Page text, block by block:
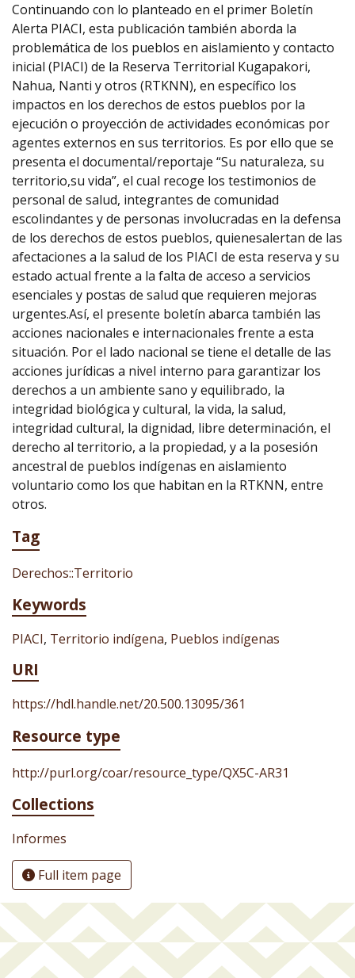
Continuando con lo planteado en el primer Boletín
Alerta PIACI, esta publicación también aborda la
problemática de los pueblos en aislamiento y contacto
inicial (PIACI) de la Reserva Territorial Kugapakori,
Nahua, Nanti y otros (RTKNN), en específico los
impactos en los derechos de estos pueblos por la
ejecución o proyección de actividades económicas por
agentes externos en sus territorios. Es por ello que se
presenta el documental/reportaje “Su naturaleza, su
territorio,su vida”, el cual recoge los testimonios de
personal de salud, integrantes de comunidad
escolindantes y de personas involucradas en la defensa
de los derechos de estos pueblos, quienesalertan de las
afectaciones a la salud de los PIACI de esta reserva y su
estado actual frente a la falta de acceso a servicios
esenciales y postas de salud que requieren mejoras
urgentes.Así, el presente boletín abarca también las
acciones nacionales e internacionales frente a esta
situación. Por el lado nacional se tiene el detalle de las
acciones jurídicas a nivel interno para garantizar los
derechos a un ambiente sano y equilibrado, la
integridad biológica y cultural, la vida, la salud,
integridad cultural, la dignidad, libre determinación, el
derecho al territorio, a la propiedad, y a la posesión
ancestral de pueblos indígenas en aislamiento
voluntario como los que habitan en la RTKNN, entre
otros.
Tag
Derechos::Territorio
Keywords
PIACI, Territorio indígena, Pueblos indígenas
URI
https://hdl.handle.net/20.500.13095/361
Resource type
http://purl.org/coar/resource_type/QX5C-AR31
Collections
Informes
Full item page